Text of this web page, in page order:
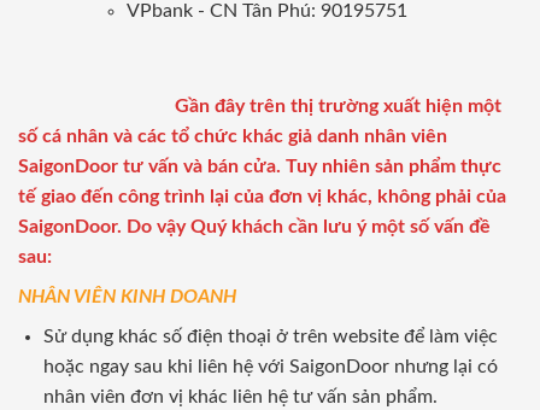
VPbank - CN Tân Phú: 90195751
Gần đây trên thị trường xuất hiện một
số cá nhân và các tổ chức khác giả danh nhân viên
SaigonDoor tư vấn và bán cửa. Tuy nhiên sản phẩm thực
tế giao đến công trình lại của đơn vị khác, không phải của
SaigonDoor. Do vậy Quý khách cần lưu ý một số vấn đề
sau:
NHÂN VIÊN KINH DOANH
Sử dụng khác số điện thoại ở trên website để làm việc
hoặc ngay sau khi liên hệ với SaigonDoor nhưng lại có
nhân viên đơn vị khác liên hệ tư vấn sản phẩm.